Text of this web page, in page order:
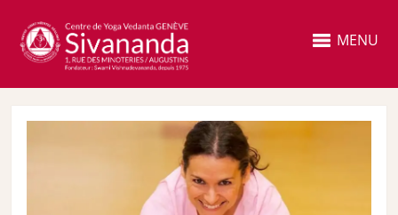
MENU